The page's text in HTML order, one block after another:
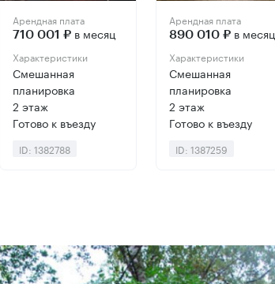
Арендная плата
710 001 ₽в месяц
Характеристики
Смешанная
планировка
2 этаж
Готово к въезду
ID: 1382788
Арендная плата
890 010 ₽ в месяц
Характеристики
Смешанная
планировка
2 этаж
Готово к въезду
ID: 1387259